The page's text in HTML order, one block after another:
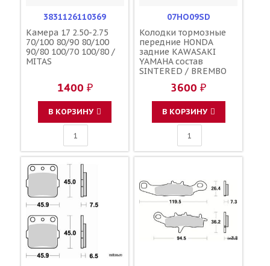
3831126110369
Камера 17 2.50-2.75
70/100 80/90 80/100
90/80 100/70 100/80 /
MITAS
1400 ₽
В КОРЗИНУ
07HO09SD
Колодки тормозные
передние HONDA
задние KAWASAKI
YAMAHA состав
SINTERED / BREMBO
06455-KSE-016 43082-
1205 43082-1241
43082-0043 5PA-
25806-00-00
3600 ₽
В КОРЗИНУ